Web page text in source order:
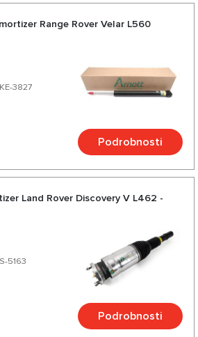
Range Rover Velar L560
3827
Podrobnosti
Land Rover Discovery V L462 -
5163
Podrobnosti